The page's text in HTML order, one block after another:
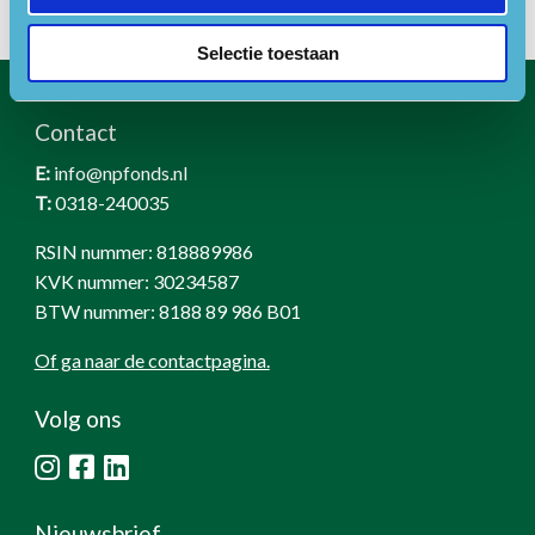
Selectie toestaan
Contact
E:info@npfonds.nl
T:0318-240035
RSIN nummer: 818889986
KVK nummer: 30234587
BTW nummer: 8188 89 986 B01
Of ga naar de contactpagina.
Volg ons